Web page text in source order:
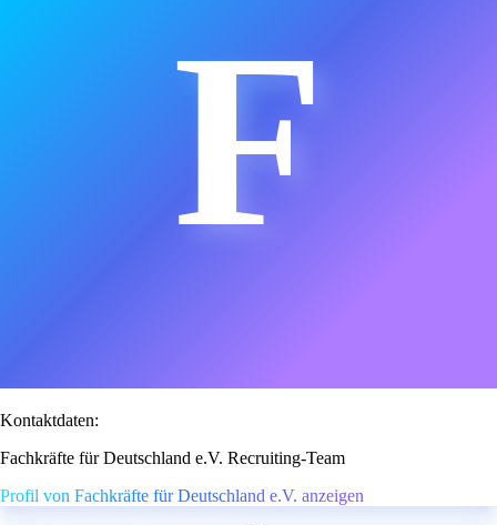
F
Kontaktdaten:
Fachkräfte für Deutschland e.V. Recruiting-Team
Profil von Fachkräfte für Deutschland e.V. anzeigen